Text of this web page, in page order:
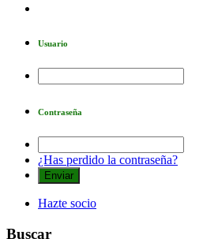
Usuario
Contraseña
¿Has perdido la contraseña?
Hazte socio
Buscar